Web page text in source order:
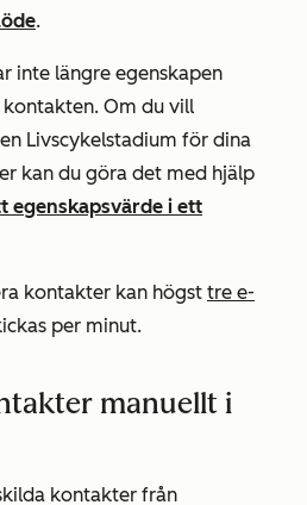
.
inte längre egenskapen
Om du vill
Livscykelstadium för dina
kan du göra det med hjälp
egenskapsvärde i ett
kontakter kan högst tre e-
per minut.
manuellt i
kontakter från